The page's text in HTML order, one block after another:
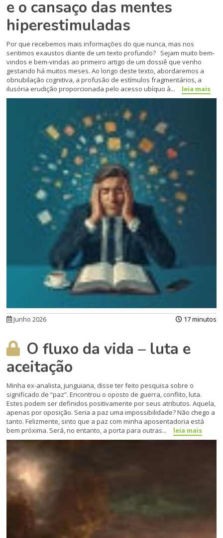
e o cansaço das mentes
hiperestimuladas
Por que recebemos mais informações do que nunca, mas nos
sentimos exaustos diante de um texto profundo? Sejam muito bem-
vindos e bem-vindas ao primeiro artigo de um dossiê que venho
gestando há muitos meses. Ao longo deste texto, abordaremos a
obnubilação cognitiva, a profusão de estímulos fragmentários, a
ilusória erudição proporcionada pelo acesso ubíquo à...
leia mais
Junho 2026 17 minutos
O fluxo da vida – luta e
aceitação
Minha ex-analista, junguiana, disse ter feito pesquisa sobre o
significado de “paz”. Encontrou o oposto de guerra, conflito, luta.
Estes podem ser definidos positivamente por seus atributos. Aquela,
apenas por oposição. Seria a paz uma impossibilidade? Não chego a
tanto. Felizmente, sinto que a paz com minha aposentadoria está
bem próxima. Será, no entanto, a porta para outras...
leia mais